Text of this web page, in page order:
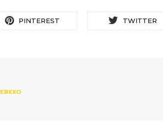
PINTEREST TWITTER
EBEXO